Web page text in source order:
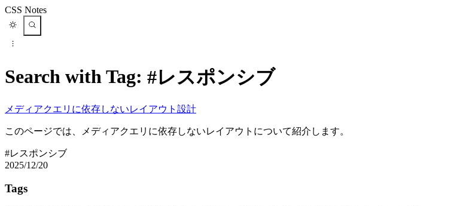
CSS Notes
Search with Tag: #レスポンシブ
メディアクエリに依存しないレイアウト設計
このページでは、メディアクエリに依存しないレイアウトについて紹介します。
#レスポンシブ
2025/12/20
Tags